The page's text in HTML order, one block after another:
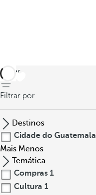
voltar
Filtrar por
Destinos
Cidade do Guatemala
Mais Menos
Temática
Compras 1
Cultura 1